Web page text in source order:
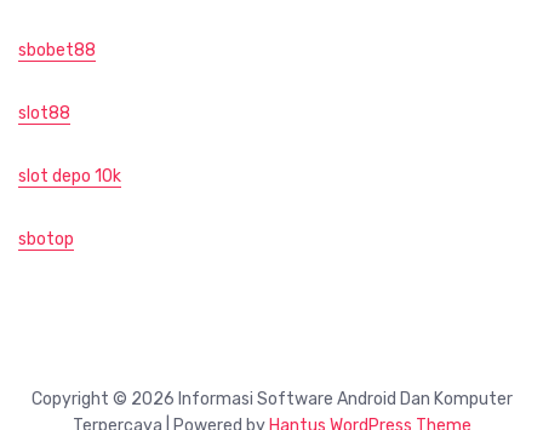
sbobet88
slot88
slot depo 10k
sbotop
Copyright © 2026 Informasi Software Android Dan Komputer
Terpercaya | Powered by Hantus WordPress Theme